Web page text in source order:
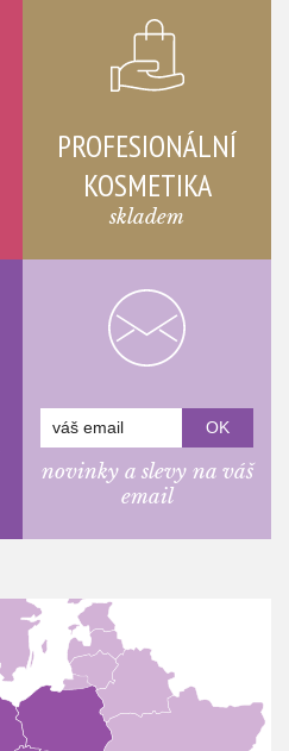
PROFESIONÁLNÍ
KOSMETIKA
skladem
novinky a slevy na váš
email